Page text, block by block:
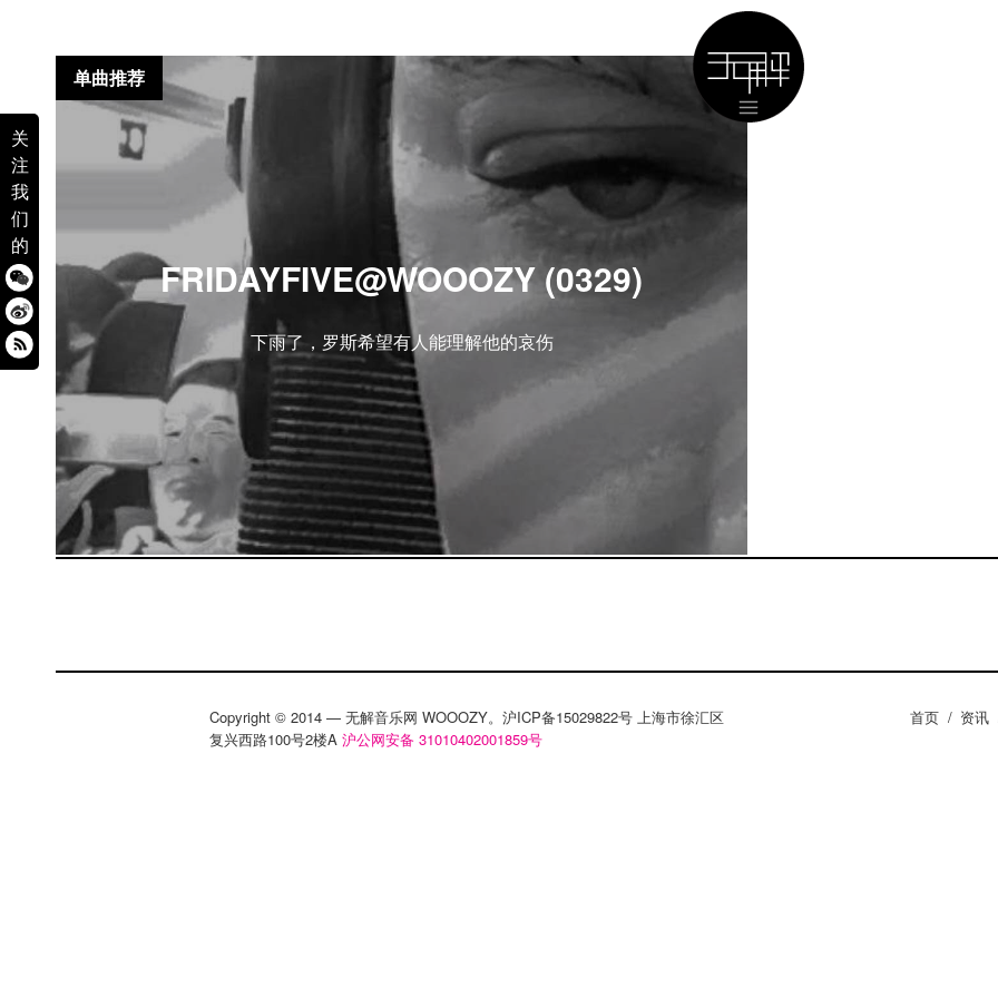
关
注
我
们
的
FRIDAYFIVE@WOOOZY (0329)
下雨了，罗斯希望有人能理解他的哀伤
单曲推荐
Copyright © 2014 — 无解音乐网 WOOOZY。沪ICP备15029822号 上海市徐汇区
复兴西路100号2楼A 沪公网安备 31010402001859号
首页 / 资讯